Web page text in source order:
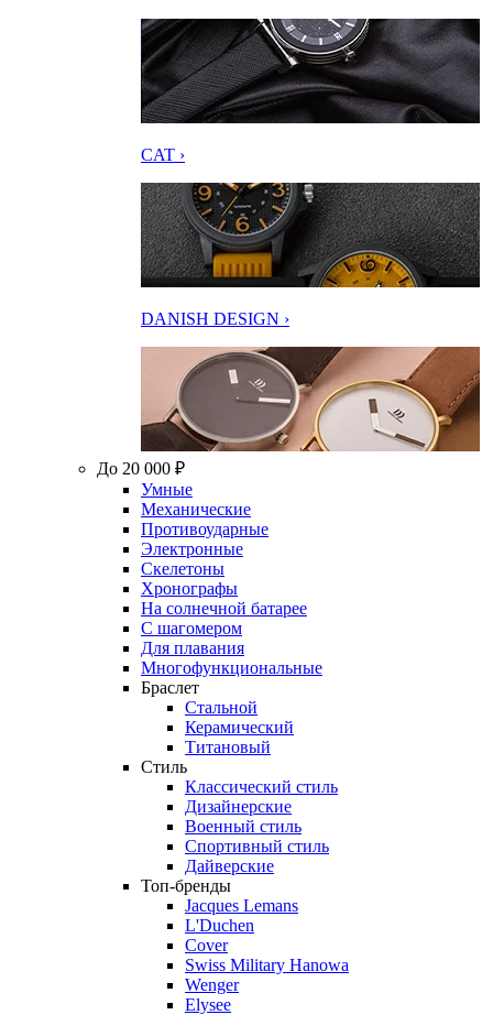
CAT ›
DANISH DESIGN ›
До 20 000 ₽
Умные
Механические
Противоударные
Электронные
Скелетоны
Хронографы
На солнечной батарее
С шагомером
Для плавания
Многофункциональные
Браслет
Стальной
Керамический
Титановый
Стиль
Классический стиль
Дизайнерские
Военный стиль
Спортивный стиль
Дайверские
Топ-бренды
Jacques Lemans
L'Duchen
Cover
Swiss Military Hanowa
Wenger
Elysee